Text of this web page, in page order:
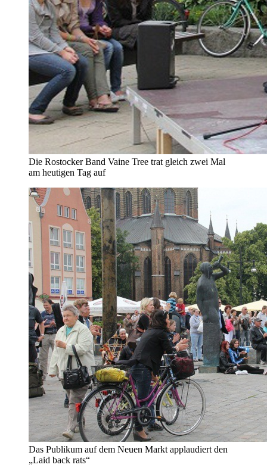
Die Rostocker Band Vaine Tree trat gleich zwei Mal
am heutigen Tag auf
Das Publikum auf dem Neuen Markt applaudiert den
„Laid back rats“